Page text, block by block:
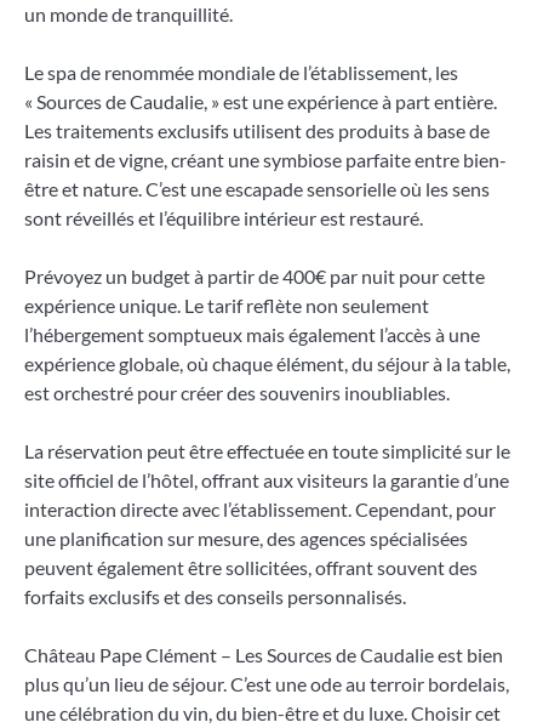
un monde de tranquillité.
Le spa de renommée mondiale de l’établissement, les
« Sources de Caudalie, » est une expérience à part entière.
Les traitements exclusifs utilisent des produits à base de
raisin et de vigne, créant une symbiose parfaite entre bien-
être et nature. C’est une escapade sensorielle où les sens
sont réveillés et l’équilibre intérieur est restauré.
Prévoyez un budget à partir de 400€ par nuit pour cette
expérience unique. Le tarif reflète non seulement
l’hébergement somptueux mais également l’accès à une
expérience globale, où chaque élément, du séjour à la table,
est orchestré pour créer des souvenirs inoubliables.
La réservation peut être effectuée en toute simplicité sur le
site officiel de l’hôtel, offrant aux visiteurs la garantie d’une
interaction directe avec l’établissement. Cependant, pour
une planification sur mesure, des agences spécialisées
peuvent également être sollicitées, offrant souvent des
forfaits exclusifs et des conseils personnalisés.
Château Pape Clément – Les Sources de Caudalie est bien
plus qu’un lieu de séjour. C’est une ode au terroir bordelais,
une célébration du vin, du bien-être et du luxe. Choisir cet